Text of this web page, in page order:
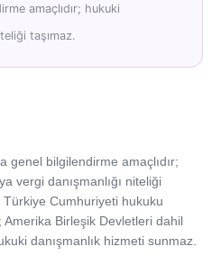
amaçlıdır; hukuki
taşımaz.
genel bilgilendirme amaçlıdır;
vergi danışmanlığı niteliği
Türkiye Cumhuriyeti hukuku
Amerika Birleşik Devletleri dahil
danışmanlık hizmeti sunmaz.